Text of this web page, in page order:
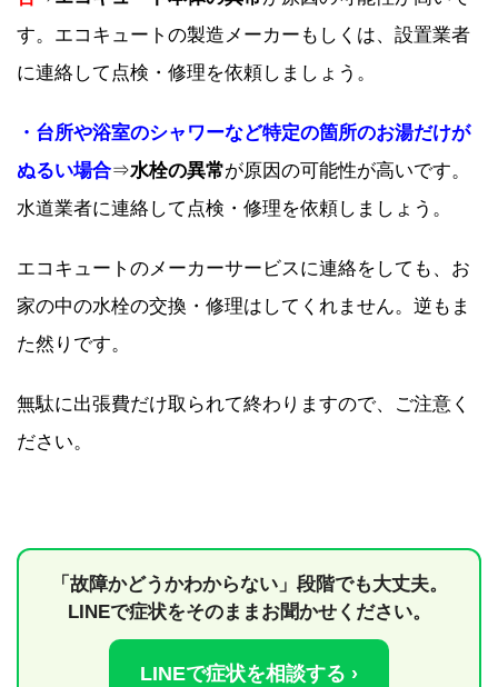
す。エコキュートの製造メーカーもしくは、設置業者
に連絡して点検・修理を依頼しましょう。
・台所や浴室のシャワーなど特定の箇所のお湯だけが
ぬるい場合⇒水栓の異常が原因の可能性が高いです。
水道業者に連絡して点検・修理を依頼しましょう。
エコキュートのメーカーサービスに連絡をしても、お
家の中の水栓の交換・修理はしてくれません。逆もま
た然りです。
無駄に出張費だけ取られて終わりますので、ご注意く
ださい。
「故障かどうかわからない」段階でも大丈夫。
LINEで症状をそのままお聞かせください。
LINEで症状を相談する ›